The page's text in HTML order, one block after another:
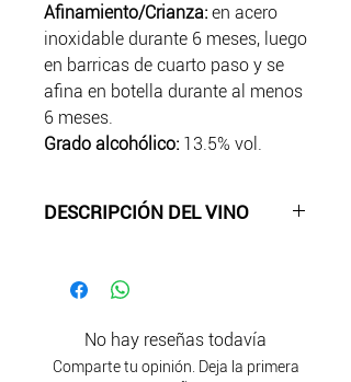
Afinamiento/Crianza: en acero
inoxidable durante 6 meses, luego
en barricas de cuarto paso y se
afina en botella durante al menos
6 meses.
Grado alcohólico: 13.5% vol.
DESCRIPCIÓN DEL VINO
-Aroma
: muestra aromas de
toque de especias para cocinar.
-Sabor: es exuberante con
No hay reseñas todavía
Comparte tu opinión. Deja la primera